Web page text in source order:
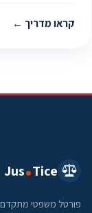
קראו מדריך
Jus Tice
פורטל משפטי מתקדם